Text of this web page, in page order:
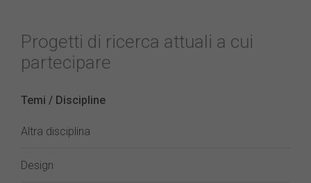
Progetti di ricerca attuali a cui
partecipare
Temi / Discipline
Altra disciplina
Design